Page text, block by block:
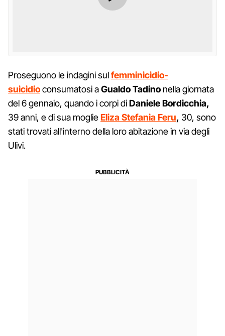
Proseguono le indagini sulfemminicidio-
suicidioconsumatosi aGualdo Tadino nella giornata
del 6 gennaio, quando i corpi diDaniele Bordicchia,
39 anni, e di sua moglieEliza Stefania Feru, 30, sono
stati trovati all'interno della loro abitazione in via degli
Ulivi.